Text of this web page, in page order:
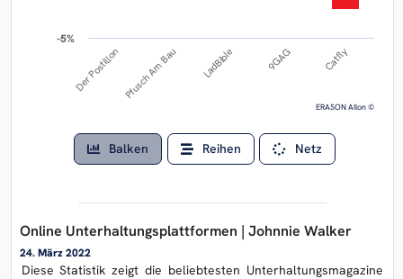
Der Postillon Pfusch Am Bau LadBible 9GAG Catfly
-5%
-5%
ERASON AIlon ©
Balken Reihen Netz
Online Unterhaltungsplattformen | Johnnie Walker
24. März 2022
Diese Statistik zeigt die beliebtesten Unterhaltungsmagazine